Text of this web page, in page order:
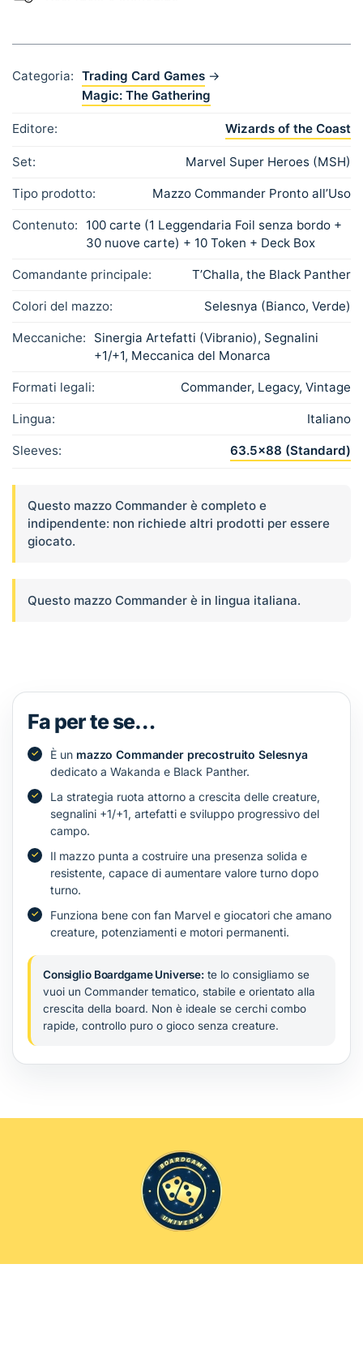
Categoria: Trading Card Games →
Magic: The Gathering
Editore: Wizards of the Coast
Set: Marvel Super Heroes (MSH)
Tipo prodotto: Mazzo Commander Pronto all’Uso
Contenuto:
100 carte (1 Leggendaria Foil senza bordo +
30 nuove carte) + 10 Token + Deck Box
Comandante principale: T’Challa, the Black Panther
Colori del mazzo: Selesnya (Bianco, Verde)
Meccaniche:
Sinergia Artefatti (Vibranio), Segnalini
+1/+1, Meccanica del Monarca
Formati legali: Commander, Legacy, Vintage
Lingua: Italiano
Sleeves: 63.5×88 (Standard)
Questo mazzo Commander è completo e
indipendente: non richiede altri prodotti per essere
giocato.
Questo mazzo Commander è in lingua italiana.
Fa per te se…
È un mazzo Commander precostruito Selesnya
dedicato a Wakanda e Black Panther.
La strategia ruota attorno a crescita delle creature,
segnalini +1/+1, artefatti e sviluppo progressivo del
campo.
Il mazzo punta a costruire una presenza solida e
resistente, capace di aumentare valore turno dopo
turno.
Funziona bene con fan Marvel e giocatori che amano
creature, potenziamenti e motori permanenti.
Consiglio Boardgame Universe: te lo consigliamo se
vuoi un Commander tematico, stabile e orientato alla
crescita della board. Non è ideale se cerchi combo
rapide, controllo puro o gioco senza creature.